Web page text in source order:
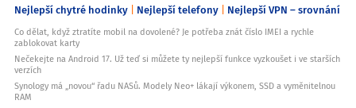
Nejlepší chytré hodinky Nejlepší telefony Nejlepší VPN – srovnání
Co dělat, když ztratíte mobil na dovolené? Je potřeba znát číslo IMEI a rychle
zablokovat karty
Nečekejte na Android 17. Už teď si můžete ty nejlepší funkce vyzkoušet i ve starších
verzích
Synology má „novou“ řadu NASů. Modely Neo+ lákají výkonem, SSD a vyměnitelnou
RAM